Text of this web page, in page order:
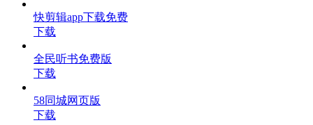
快剪辑app下载免费
下载
全民听书免费版
下载
58同城网页版
下载